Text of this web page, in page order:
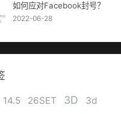
如何应对Facebook封号？
2022-06-28
14.5 26SET 3D
3d